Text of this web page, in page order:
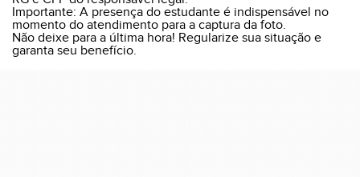
Importante: A presença do estudante é indispensável no
momento do atendimento para a captura da foto.
Não deixe para a última hora! Regularize sua situação e
garanta seu benefício.